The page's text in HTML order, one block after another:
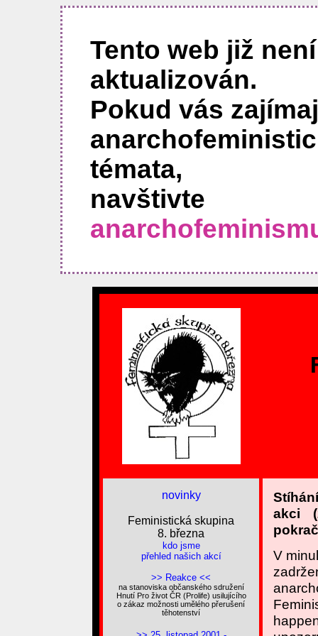
Tento web již není
aktualizován.
Pokud vás
témata,
navštivte
novinky
Feministická skupina
8. března
kdo jsme
přehled našich akcí
>> Reakce <<
na stanoviska občanského sdružení
Hnutí Pro život ČR (Prolife) usilujícího
o zákaz možnosti umělého přerušení
těhotenství
akci
V